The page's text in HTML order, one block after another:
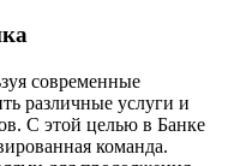
современные
различные услуги и
С этой целью в Банке
команда.